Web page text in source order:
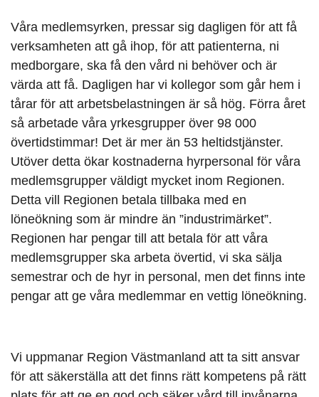
Våra medlemsyrken, pressar sig dagligen för att få
verksamheten att gå ihop, för att patienterna, ni
medborgare, ska få den vård ni behöver och är
värda att få. Dagligen har vi kollegor som går hem i
tårar för att arbetsbelastningen är så hög. Förra året
så arbetade våra yrkesgrupper över 98 000
övertidstimmar! Det är mer än 53 heltidstjänster.
Utöver detta ökar kostnaderna hyrpersonal för våra
medlemsgrupper väldigt mycket inom Regionen.
Detta vill Regionen betala tillbaka med en
löneökning som är mindre än ”industrimärket”.
Regionen har pengar till att betala för att våra
medlemsgrupper ska arbeta övertid, vi ska sälja
semestrar och de hyr in personal, men det finns inte
pengar att ge våra medlemmar en vettig löneökning.
Vi uppmanar Region Västmanland att ta sitt ansvar
för att säkerställa att det finns rätt kompetens på rätt